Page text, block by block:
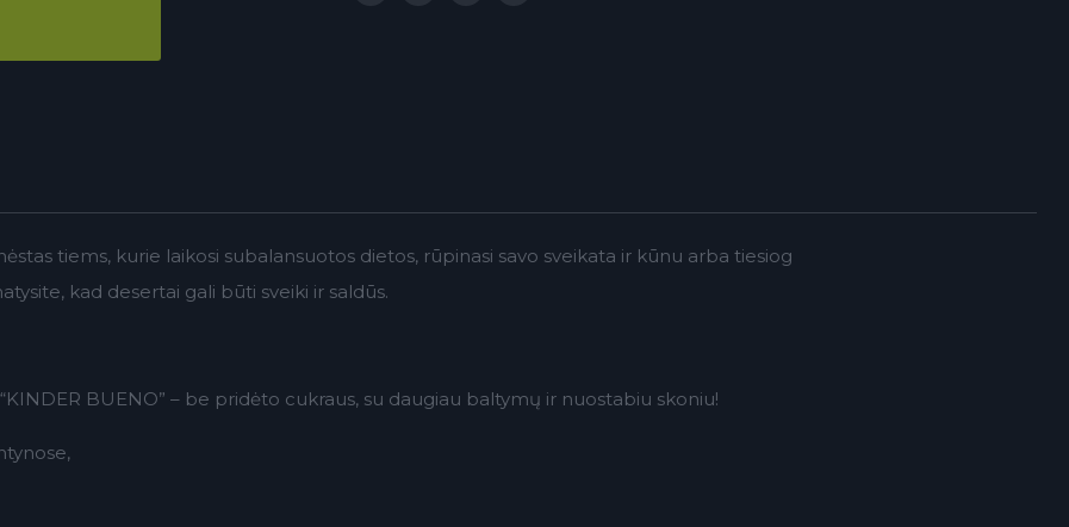
tiems, kurie laikosi subalansuotos dietos, rūpinasi savo sveikata ir kūnu arba tiesiog
kad desertai gali būti sveiki ir saldūs.
BUENO” – be pridėto cukraus, su daugiau baltymų ir nuostabiu skoniu!